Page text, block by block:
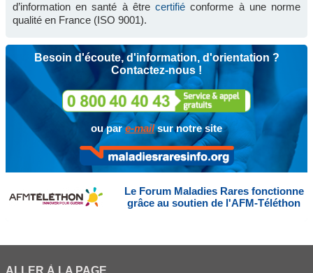
d’information en santé à êtrecertifié conforme à une norme
qualité en France (ISO 9001).
Besoin d'écoute, d'information, d'orientation ?
Contactez-nous !
ou pare-mailsur notre site
Le Forum Maladies Rares fonctionne
grâce au soutien de l'AFM-Téléthon
ALLER À LA PAGE